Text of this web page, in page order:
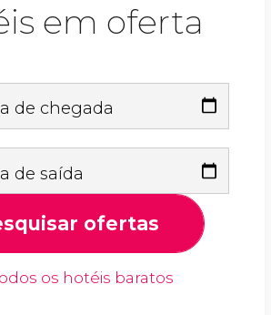
em oferta
de chegada
de saída
ofertas
os hotéis baratos